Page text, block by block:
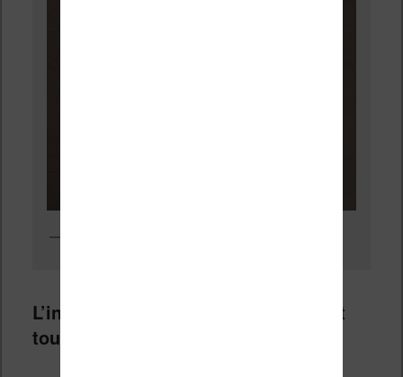
L’interface des liseuses Bookeen est
toujours simple et bien conçue.